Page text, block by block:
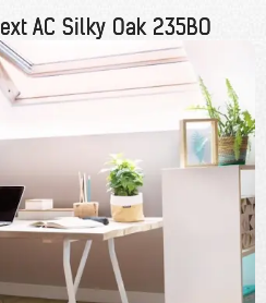
материалы
AC Silky Oak 235BO